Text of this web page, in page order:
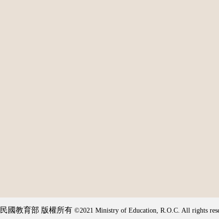
國教育部 版權所有 ©2021 Ministry of Education, R.O.C. All rights